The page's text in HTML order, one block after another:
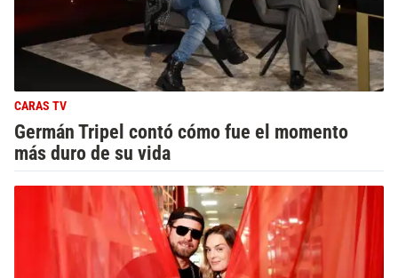
CARAS TV
Germán Tripel contó cómo fue el momento
más duro de su vida